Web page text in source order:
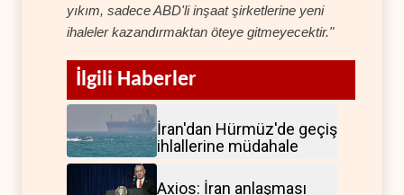
yıkım, sadece ABD'li inşaat şirketlerine yeni
ihaleler kazandırmaktan öteye gitmeyecektir."
İlgili Haberler
İran'dan Hürmüz'de geçiş
ihlallerine müdahale
Axios: İran anlaşması